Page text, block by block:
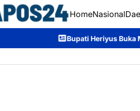
HomeNasional
Heriyus Buka Mura Expo 2026,